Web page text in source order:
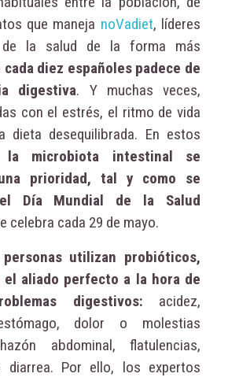
que maneja noVadiet, líderes
la salud de la forma más
cada diez españoles padece de
digestiva. Y muchas veces,
con el estrés, el ritmo de vida
dieta desequilibrada. En estos
la microbiota intestinal se
prioridad, tal y como se
Día Mundial de la Salud
celebra cada 29 de mayo.
utilizan probióticos,
aliado perfecto a la hora de
digestivos: acidez,
dolor o molestias
abdominal, flatulencias,
diarrea. Por ello, los expertos